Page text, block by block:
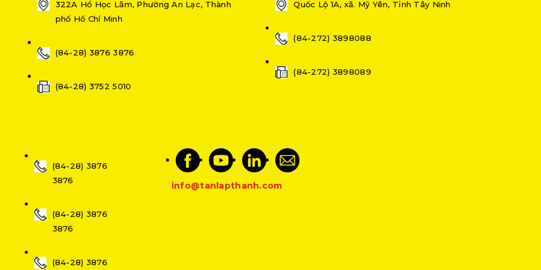
322A Hồ Học Lãm, Phường An Lạc, Thành
phố Hồ Chí Minh
(84-28) 3876 3876
(84-28) 3752 5010
Quốc Lộ 1A, xã. Mỹ Yên, Tỉnh Tây Ninh
(84-272) 3898088
(84-272) 3898089
(84-28) 3876
3876
(84-28) 3876
3876
(84-28) 3876
info@tanlapthanh.com